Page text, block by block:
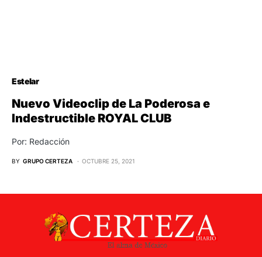
Estelar
Nuevo Videoclip de La Poderosa e
Indestructible ROYAL CLUB
Por: Redacción
BY GRUPO CERTEZA OCTUBRE 25, 2021